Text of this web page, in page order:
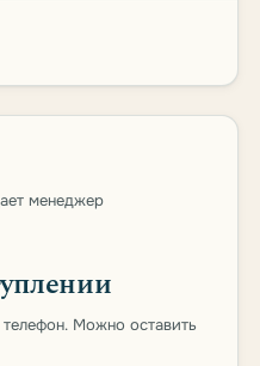
менеджер
Можно оставить